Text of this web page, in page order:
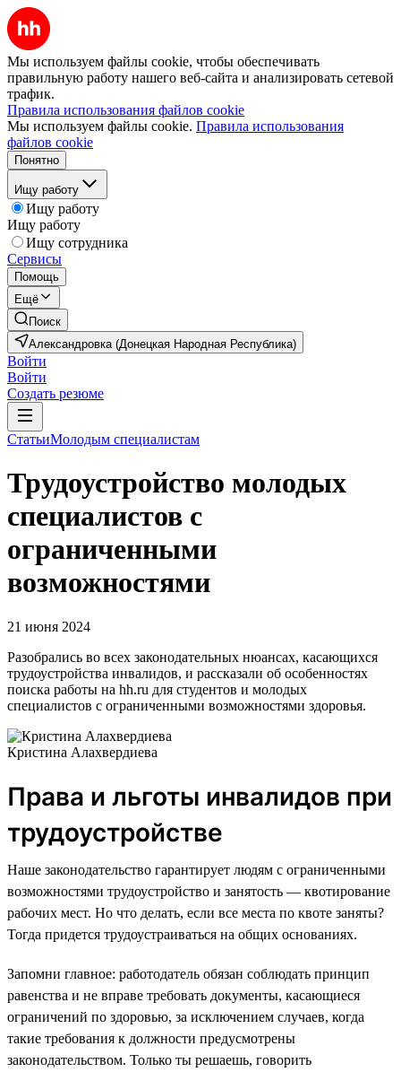
Мы используем файлы cookie, чтобы обеспечивать
правильную работу нашего веб-сайта и анализировать сетевой
трафик.
Правила использования файлов cookie
Мы используем файлы cookie. Правила использования
файлов cookie
Понятно
Ищу работу
Ищу работу
Ищу работу
Ищу сотрудника
Сервисы
Помощь
Ещё
Поиск
Александровка (Донецкая Народная Республика)
Войти
Войти
Создать резюме
СтатьиМолодым специалистам
Трудоустройство молодых
специалистов с
ограниченными
возможностями
21 июня 2024
Разобрались во всех законодательных нюансах, касающихся
трудоустройства инвалидов, и рассказали об особенностях
поиска работы на hh.ru для студентов и молодых
специалистов с ограниченными возможностями здоровья.
Кристина Алахвердиева
Права и льготы инвалидов при
трудоустройстве
Наше законодательство гарантирует людям с ограниченными
возможностями трудоустройство и занятость — квотирование
рабочих мест. Но что делать, если все места по квоте заняты?
Тогда придется трудоустраиваться на общих основаниях.
Запомни главное: работодатель обязан соблюдать принцип
равенства и не вправе требовать документы, касающиеся
ограничений по здоровью, за исключением случаев, когда
такие требования к должности предусмотрены
законодательством. Только ты решаешь, говорить